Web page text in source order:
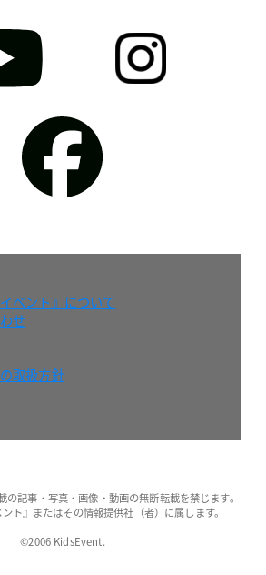
イベント』について
せ
取扱方針
の記事・写真・画像・動画の無断転載を禁じます。
ト』またはその情報提供社（者）に属します。
©2006 KidsEvent.